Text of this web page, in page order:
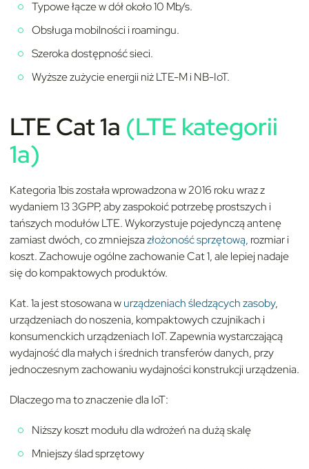
Typowe łącze w dół około 10 Mb/s.
Obsługa mobilności i roamingu.
Szeroka dostępność sieci.
Wyższe zużycie energii niż LTE-M i NB-IoT.
LTE Cat 1a (LTE kategorii
1a)
Kategoria 1bis została wprowadzona w 2016 roku wraz z
wydaniem 13 3GPP, aby zaspokoić potrzebę prostszych i
tańszych modułów LTE. Wykorzystuje pojedynczą antenę
zamiast dwóch, co zmniejszazłożoność sprzętową, rozmiar i
koszt. Zachowuje ogólne zachowanie Cat 1, ale lepiej nadaje
się do kompaktowych produktów.
Kat. 1a jest stosowana wurządzeniach śledzących zasoby,
urządzeniach do noszenia, kompaktowych czujnikach i
konsumenckich urządzeniach IoT. Zapewnia wystarczającą
wydajność dla małych i średnich transferów danych, przy
jednoczesnym zachowaniu wydajności konstrukcji urządzenia.
Dlaczego ma to znaczenie dla IoT:
Niższy koszt modułu dla wdrożeń na dużą skalę
Mniejszy ślad sprzętowy